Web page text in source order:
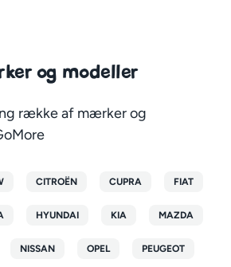
og modeller
række af mærker og
CITROËN CUPRA FIAT
HYUNDAI KIA MAZDA
NISSAN OPEL PEUGEOT